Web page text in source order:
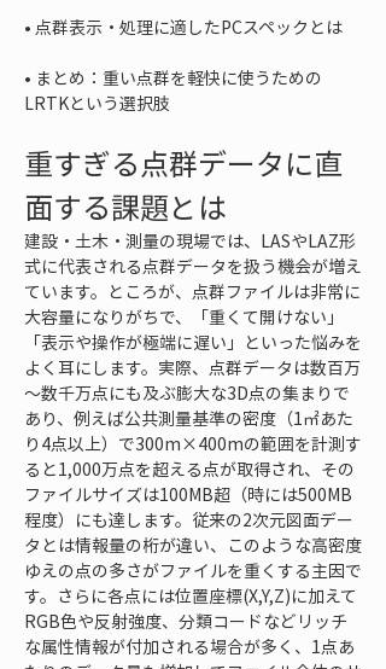
•
• まとめ：重い点群を軽快に使うための
LRTKという選択肢
重すぎる点群データに直
面する課題とは
建設・土木・測量の現場では、LASやLAZ形
式に代表される点群データを扱う機会が増え
ています。ところが、点群ファイルは非常に
大容量になりがちで、「重くて開けない」
「表示や操作が極端に遅い」といった悩みを
よく耳にします。実際、点群データは数百万
～数千万点にも及ぶ膨大な3D点の集まりで
あり、例えば公共測量基準の密度（1㎡あた
り4点以上）で300m×400mの範囲を計測す
ると1,000万点を超える点が取得され、その
ファイルサイズは100MB超（時には500MB
程度）にも達します。従来の2次元図面デー
タとは情報量の桁が違い、このような高密度
ゆえの点の多さがファイルを重くする主因で
す。さらに各点には位置座標(X,Y,Z)に加えて
RGB色や反射強度、分類コードなどリッチ
な属性情報が付加される場合が多く、1点あ